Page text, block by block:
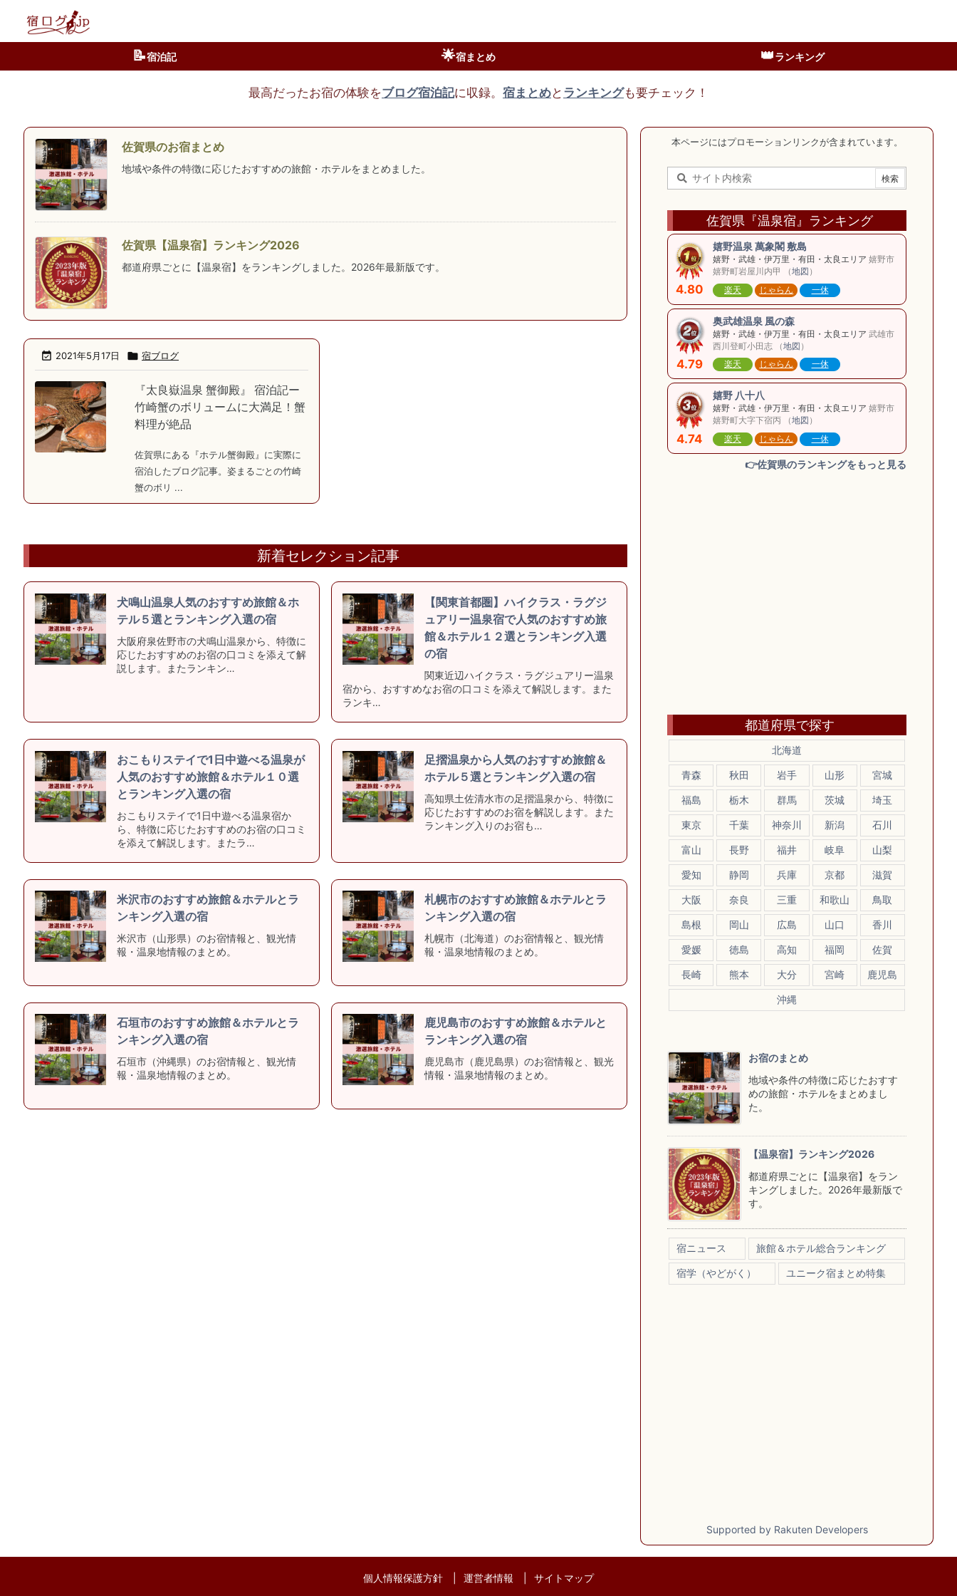
📝宿泊記 🌟宿まとめ 👑ランキング
最高だったお宿の体験をブログ宿泊記に収録。 宿まとめと ランキングも要チェック！
佐賀県のお宿まとめ
地域や条件の特徴に応じたおすすめの旅館・ホテルをまとめました。
佐賀県【温泉宿】ランキング2026
都道府県ごとに【温泉宿】をランキングしました。2026年最新版です。
 2021年5月17日  宿ブログ
『太良嶽温泉 蟹御殿』 宿泊記ー
竹崎蟹のボリュームに大満足！蟹
料理が絶品
佐賀県にある『ホテル蟹御殿』に実際に
宿泊したブログ記事。姿まるごとの竹崎
蟹のボリ ...
新着セレクション記事
犬鳴山温泉人気のおすすめ旅館＆ホ
テル５選とランキング入選の宿
大阪府泉佐野市の犬鳴山温泉から、特徴に
応じたおすすめのお宿の口コミを添えて解
説します。またランキン…
【関東首都圏】ハイクラス・ラグジ
ュアリー温泉宿で人気のおすすめ旅
館＆ホテル１２選とランキング入選
の宿
関東近辺ハイクラス・ラグジュアリー温泉
宿から、おすすめなお宿の口コミを添えて解説します。また
ランキ…
おこもりステイで1日中遊べる温泉が
人気のおすすめ旅館＆ホテル１０選
とランキング入選の宿
おこもりステイで1日中遊べる温泉宿か
ら、特徴に応じたおすすめのお宿の口コミ
を添えて解説します。またラ…
足摺温泉から人気のおすすめ旅館＆
ホテル５選とランキング入選の宿
高知県土佐清水市の足摺温泉から、特徴に
応じたおすすめのお宿を解説します。また
ランキング入りのお宿も…
米沢市のおすすめ旅館＆ホテルとラ
ンキング入選の宿
米沢市（山形県）のお宿情報と、観光情
報・温泉地情報のまとめ。
札幌市のおすすめ旅館＆ホテルとラ
ンキング入選の宿
札幌市（北海道）のお宿情報と、観光情
報・温泉地情報のまとめ。
石垣市のおすすめ旅館＆ホテルとラ
ンキング入選の宿
石垣市（沖縄県）のお宿情報と、観光情
報・温泉地情報のまとめ。
鹿児島市のおすすめ旅館＆ホテルと
ランキング入選の宿
鹿児島市（鹿児島県）のお宿情報と、観光
情報・温泉地情報のまとめ。
本ページにはプロモーションリンクが含まれています。
佐賀県『温泉宿』ランキング
4.80
嬉野温泉 萬象閣 敷島
嬉野・武雄・伊万里・有田・太良エリア 嬉野市
嬉野町岩屋川内甲 （地図 ）
楽天
じゃらん 一休
4.79
奥武雄温泉 風の森
嬉野・武雄・伊万里・有田・太良エリア 武雄市
西川登町小田志 （地図 ）
楽天
じゃらん 一休
4.74
嬉野 八十八
嬉野・武雄・伊万里・有田・太良エリア 嬉野市
嬉野町大字下宿丙 （地図 ）
楽天
じゃらん 一休
👉佐賀県のランキングをもっと見る
都道府県で探す
北海道
青森 秋田 岩手 山形 宮城
福島 栃木 群馬 茨城 埼玉
東京 千葉 神奈川 新潟 石川
富山 長野 福井 岐阜 山梨
愛知 静岡 兵庫 京都 滋賀
大阪 奈良 三重 和歌山 鳥取
島根 岡山 広島 山口 香川
愛媛 徳島 高知 福岡 佐賀
長崎 熊本 大分 宮崎 鹿児島
沖縄
お宿のまとめ
地域や条件の特徴に応じたおすす
めの旅館・ホテルをまとめまし
た。
【温泉宿】ランキング2026
都道府県ごとに【温泉宿】をラン
キングしました。2026年最新版で
す。
宿ニュース 旅館＆ホテル総合ランキング
宿学（やどがく） ユニーク宿まとめ特集
Supported by Rakuten Developers
個人情報保護方針 運営者情報 サイトマップ